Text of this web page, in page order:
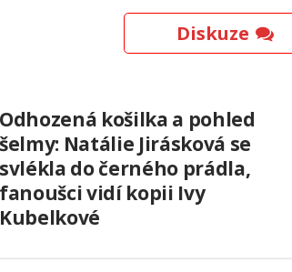
Diskuze
Odhozená košilka a pohled
šelmy: Natálie Jirásková se
svlékla do černého prádla,
fanoušci vidí kopii Ivy
Kubelkové